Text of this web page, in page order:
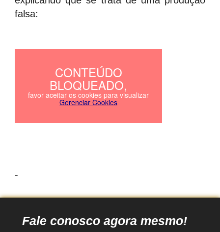
falsa:
-
Fale conosco agora mesmo!